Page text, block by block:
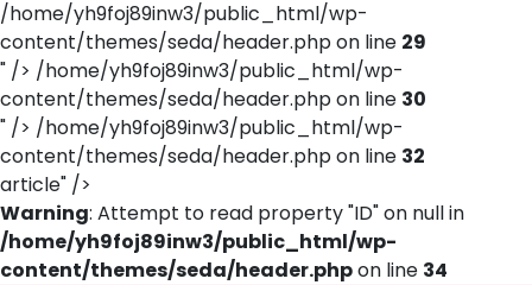
/home/yh9foj89inw3/public_html/wp-
content/themes/seda/header.php on line 29
" /> /home/yh9foj89inw3/public_html/wp-
content/themes/seda/header.php on line 30
" /> /home/yh9foj89inw3/public_html/wp-
content/themes/seda/header.php on line 32
article" />
Warning: Attempt to read property "ID" on null in
/home/yh9foj89inw3/public_html/wp-
content/themes/seda/header.phpon line 34